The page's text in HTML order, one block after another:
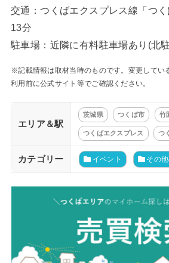
交通：つくばエクスプレス線「つ
13分
駐車場：近隣に有料駐車場あり(北
※記載情報は取材当時のものです。変更してい
利用前に公式サイト等でご確認ください。
エリア＆駅
茨城県 つくば市 竹
つくばエクスプレス つ
カテゴリー イベント その